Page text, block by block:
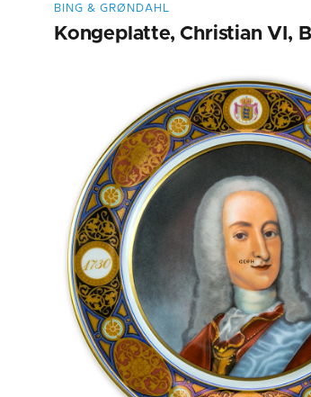
BING & GRØNDAHL
Kongeplatte, Christian VI,